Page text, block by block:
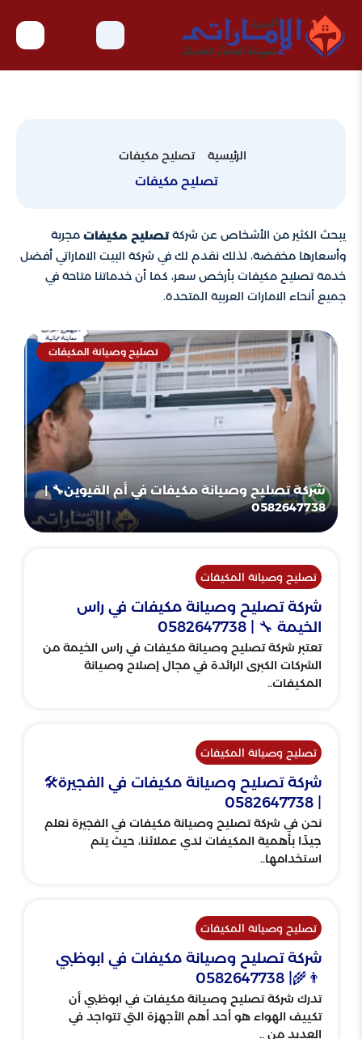
الرئيسية تصليح مكيفات
تصليح مكيفات
يبحث الكثير من الأشخاص عن شركةتصليح مكيفات مجربة
وأسعارها مخفضة، لذلك نقدم لك في شركة البيت الاماراتي أفضل
خدمة تصليح مكيفات بأرخص سعر، كما أن خدماتنا متاحة في
جميع أنحاء الامارات العربية المتحدة.
تصليح وصيانة المكيفات
شركة تصليح وصيانة مكيفات في أم القيوين🔧 |
0582647738
تصليح وصيانة المكيفات
شركة تصليح وصيانة مكيفات في راس
الخيمة 🔧 | 0582647738
تعتبر شركة تصليح وصيانة مكيفات في راس الخيمة من
الشركات الكبرى الرائدة في مجال إصلاح وصيانة
المكيفات..
تصليح وصيانة المكيفات
شركة تصليح وصيانة مكيفات في الفجيرة🛠
نحن في شركة تصليح وصيانة مكيفات في الفجيرة نعلم
جيدًا بأهمية المكيفات لدي عملائنا، حيث يتم
استخدامها..
تصليح وصيانة المكيفات
شركة تصليح وصيانة مكيفات في ابوظبي
👨‍🌾| 0582647738
تدرك شركة تصليح وصيانة مكيفات في ابوظبي أن
تكييف الهواء هو أحد أهم الأجهزة التي تتواجد في
العديد من ..